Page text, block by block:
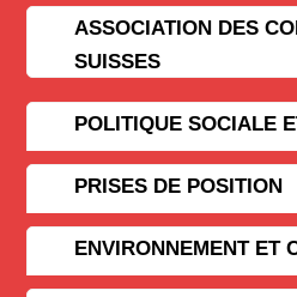
ASSOCIATION DES
SUISSES
POLITIQUE SOCIALE
PRISES DE POSITION
ENVIRONNEMENT ET